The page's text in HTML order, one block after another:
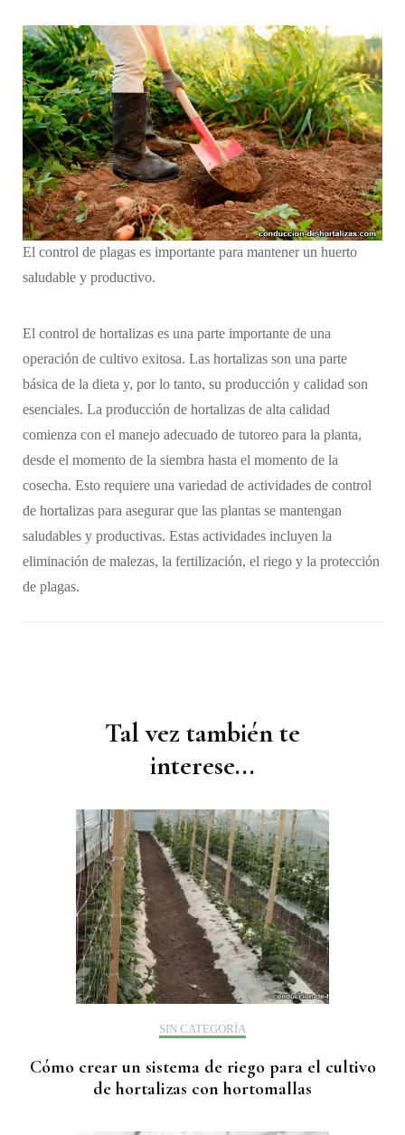
El control de plagas es importante para mantener un huerto
saludable y productivo.
El control de hortalizas es una parte importante de una
operación de cultivo exitosa. Las hortalizas son una parte
básica de la dieta y, por lo tanto, su producción y calidad son
esenciales. La producción de hortalizas de alta calidad
comienza con el manejo adecuado de tutoreo para la planta,
desde el momento de la siembra hasta el momento de la
cosecha. Esto requiere una variedad de actividades de control
de hortalizas para asegurar que las plantas se mantengan
saludables y productivas. Estas actividades incluyen la
eliminación de malezas, la fertilización, el riego y la protección
de plagas.
publicacionesTal vez también te
interese...
SIN CATEGORÍA
Cómo crear un sistema de riego para el cultivo
de hortalizas con hortomallas